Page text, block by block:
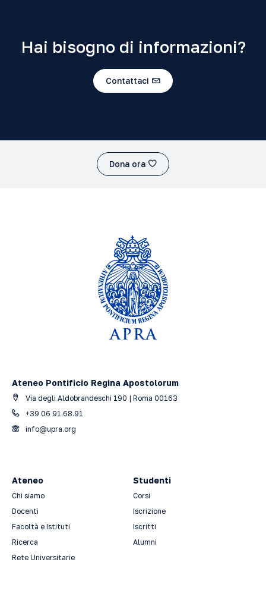
Hai bisogno di informazioni?
Contattaci
Dona ora
Ateneo Pontificio Regina Apostolorum
Via degli Aldobrandeschi 190 | Roma 00163
+39 06 91.68.91
info@upra.org
Ateneo
Chi siamo
Docenti
Facoltà e Istituti
Ricerca
Rete Universitarie
Studenti
Corsi
Iscrizione
Iscritti
Alumni